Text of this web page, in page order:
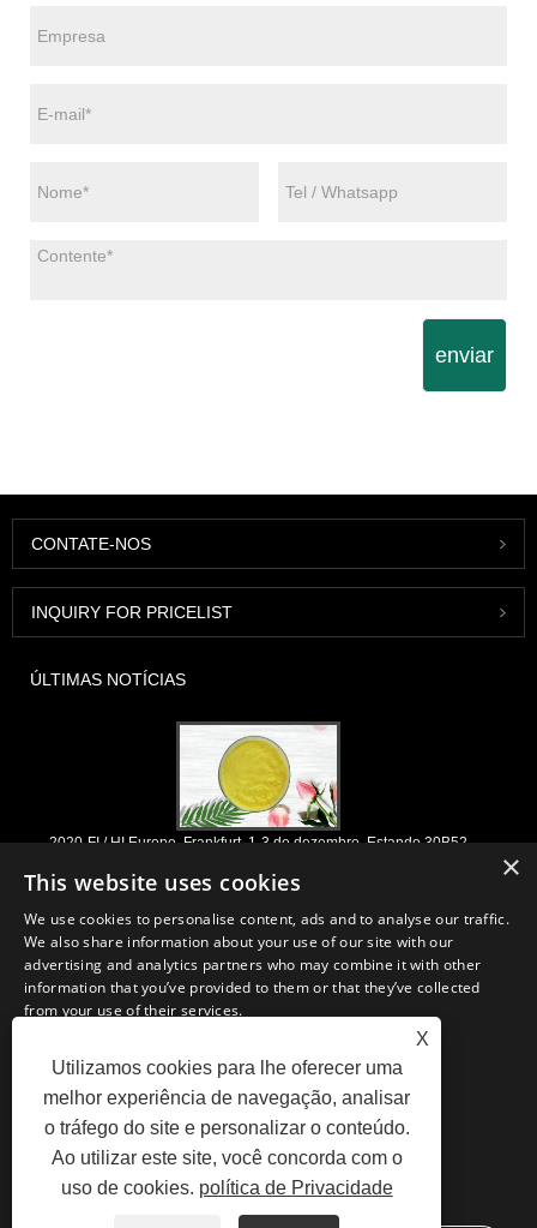
enviar
CONTATE-NOS
INQUIRY FOR PRICELIST
ÚLTIMAS NOTÍCIAS
2020-FI / HI Europe, Frankfurt, 1-3 de dezembro, Estande 30B52
2021/03/30
Nós desenvolvemos, comercializamos e distribuímos os ingredientes e
produtos essenciais para nutracêuticos, suplementos e indústrias de
alimentos e bebidas funcionais a partir de fábricas primárias localizadas
na China, Japão e Coréia, onde temos muitos anos de experiência e
estamos muito bem estabelecidos. Nossa experiência e reputação em
sourcing beneficiam nossos parceiros em todo o mundo.
links Sitemap RSS XML Privacy Policy
X
Utilizamos cookies para lhe oferecer uma
melhor experiência de navegação, analisar
o tráfego do site e personalizar o conteúdo.
Ao utilizar este site, você concorda com o
uso de cookies. política de Privacidade
×
This website uses cookies
We use cookies to personalise content, ads and to analyse our traffic.
We also share information about your use of our site with our
advertising and analytics partners who may combine it with other
information that you’ve provided to them or that they’ve collected
from your use of their services.
PERFORMANCE
TARGETING FUNCTIONALITY
UNCLASSIFIED